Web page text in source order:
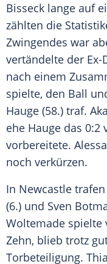
Bisseck lange auf
zählten die
Zwingendes war
vertändelte der
nach einem
spielte, den Ball
Hauge (58.) traf.
ehe Hauge das 0:2
vorbereitete.
noch verkürzen.
In Newcastle
(6.) und Sven
Woltemade spielte
Zehn, blieb trotz
Torbeteiligung.